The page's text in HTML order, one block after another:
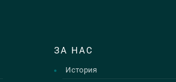
ЗА НАС
История